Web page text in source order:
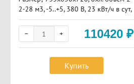
2-28 м3, -5..+5, 380 В, 23 кВт/ч в сут,
68 кг
110420₽
Купить